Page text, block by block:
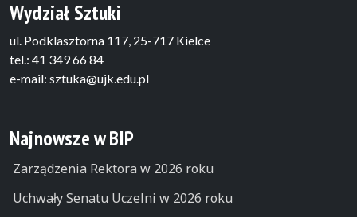
Wydział Sztuki
ul. Podklasztorna 117, 25-717 Kielce
tel.: 41 349 66 84
e-mail: sztuka@ujk.edu.pl
Najnowsze w BIP
Zarządzenia Rektora w 2026 roku
Uchwały Senatu Uczelni w 2026 roku